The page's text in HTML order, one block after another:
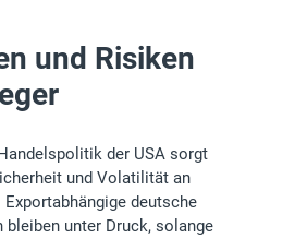
und Risiken
der USA sorgt
und Volatilität an
deutsche
bleiben unter Druck, solange